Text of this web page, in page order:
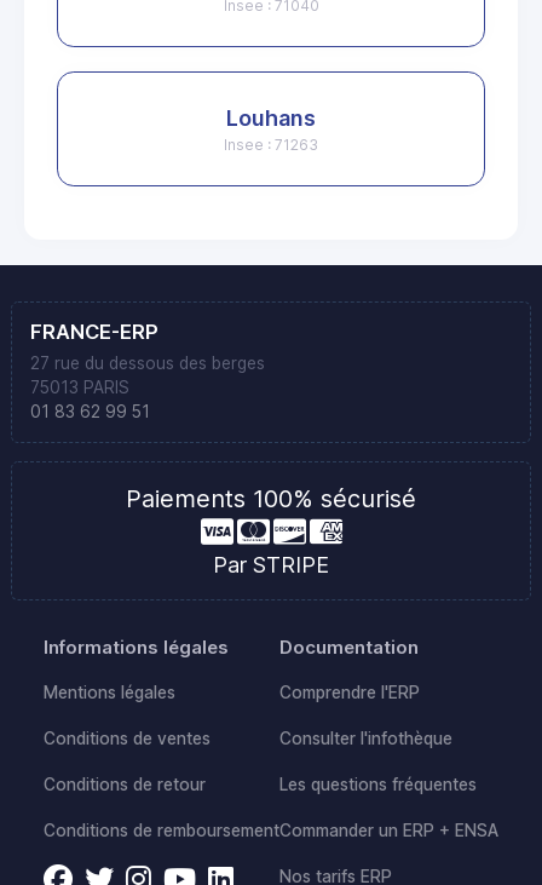
Insee : 71040
Louhans
Insee : 71263
FRANCE-ERP
27 rue du dessous des berges
75013 PARIS
01 83 62 99 51
Paiements 100% sécurisé
Par STRIPE
Informations légales
Mentions légales
Conditions de ventes
Conditions de retour
Conditions de remboursement
Documentation
Comprendre l'ERP
Consulter l'infothèque
Les questions fréquentes
Commander un ERP + ENSA
Nos tarifs ERP